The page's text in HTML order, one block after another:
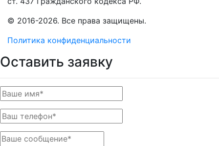
© 2016-2026. Все права защищены.
Политика конфиденциальности
Оставить заявку